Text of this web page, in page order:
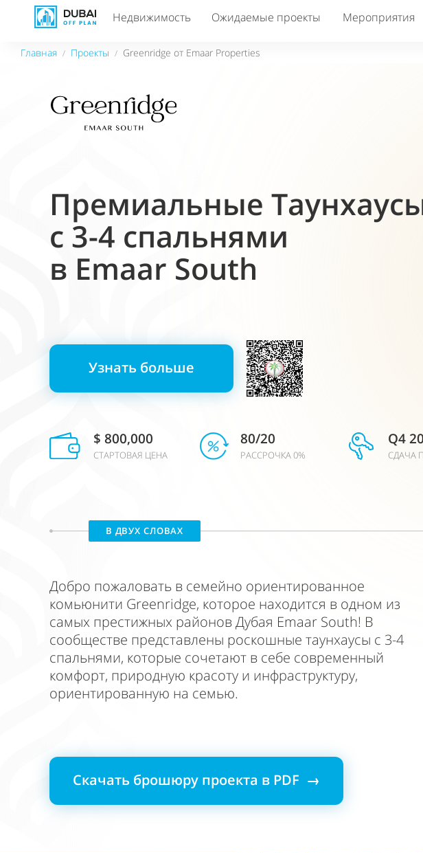
Главная / Проекты / Greenridge от Emaar Properties
Недвижимость Ожидаемые проекты Мероприятия
Узнать больше
Добро пожаловать в семейно ориентированное
комьюнити Greenridge, которое находится в одном из
самых престижных районов Дубая Emaar South! В
сообществе представлены роскошные таунхаусы с 3-4
спальнями, которые сочетают в себе современный
комфорт, природную красоту и инфраструктуру,
ориентированную на семью.
В ДВУХ СЛОВАХ
Скачать брошюру проекта в PDF →
Премиальные
c 3-4 спальнями
в Emaar South
$ 800,000
СТАРТОВАЯ ЦЕНА
80/20
РАССРОЧКА 0%
Q4
СДАЧА